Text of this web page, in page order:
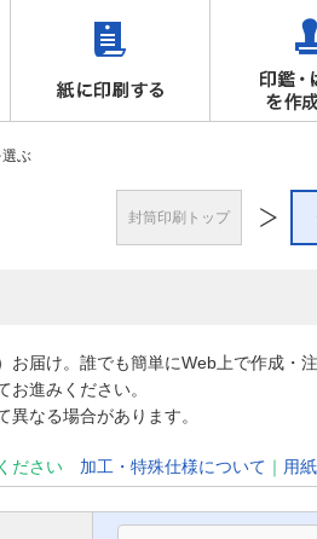
ぶ
封筒印刷トップ
届け。誰でも簡単にWeb上で作成・
お進みください。
なる場合があります。
ださい 加工・特殊仕様について ｜ 用